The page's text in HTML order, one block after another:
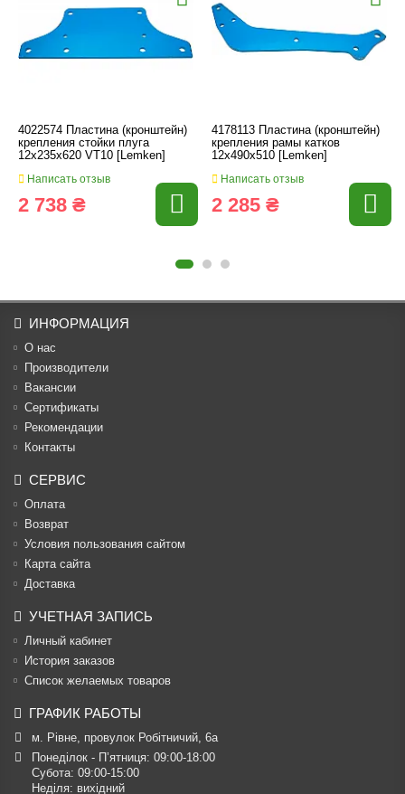
4022574 Пластина (кронштейн)
крепления стойки плуга
12x235x620 VT10 [Lemken]
Написать отзыв
2 738 ₴
4178113 Пластина (кронштейн)
крепления рамы катков
12x490x510 [Lemken]
Написать отзыв
2 285 ₴
ИНФОРМАЦИЯ
О нас
Производители
Вакансии
Cертификаты
Рекомендации
Контакты
СЕРВИС
Оплата
Возврат
Условия пользования сайтом
Карта сайта
Доставка
УЧЕТНАЯ ЗАПИСЬ
Личный кабинет
История заказов
Список желаемых товаров
ГРАФИК РАБОТЫ
м. Рівне, провулок Робітничий, 6а
Понеділок - П’ятниця: 09:00-18:00
Субота: 09:00-15:00
Неділя: вихідний